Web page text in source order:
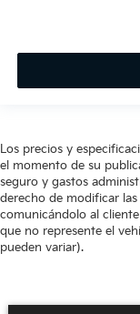
Los precios y
el momento de su
seguro y gastos
derecho de modificar
comunicándolo al
que no represente el
pueden variar).